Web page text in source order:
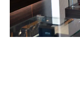
BULOVA
ブローバ